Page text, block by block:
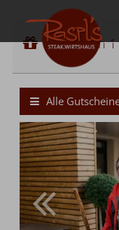
Gutschein 1
Bier-Wallfahrt
Gutschein 1
Alle